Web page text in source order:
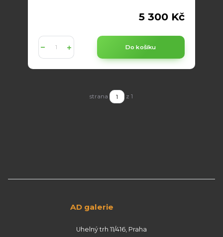
5 300 Kč
Do košíku
strana z 1
AD galerie
Uhelný trh 11/416, Praha